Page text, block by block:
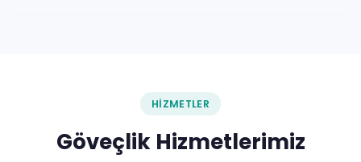
HIZMETLER
Göveçlik Hizmetlerimiz